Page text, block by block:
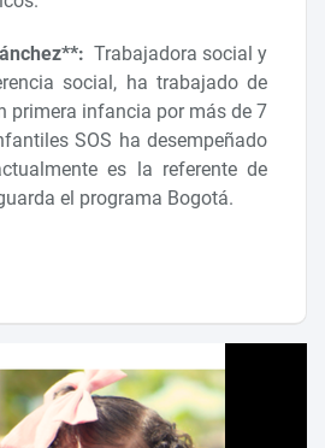
Trabajadora social y
social, ha trabajado de
primera infancia por más de 7
SOS ha desempeñado
es la referente de
el programa Bogotá.